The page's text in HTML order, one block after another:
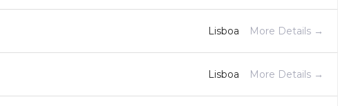
Lisboa More Details
Lisboa More Details